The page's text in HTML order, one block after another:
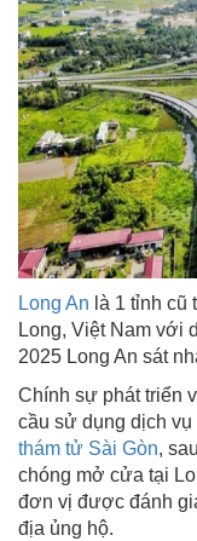
Long An là 1 tỉnh
Long, Việt Nam với
2025 Long An sát
Chính sự phát triển
cầu sử dụng dịch
thám tử Sài Gòn,
chóng mở cửa tại
đơn vị được đánh
địa ủng hộ.